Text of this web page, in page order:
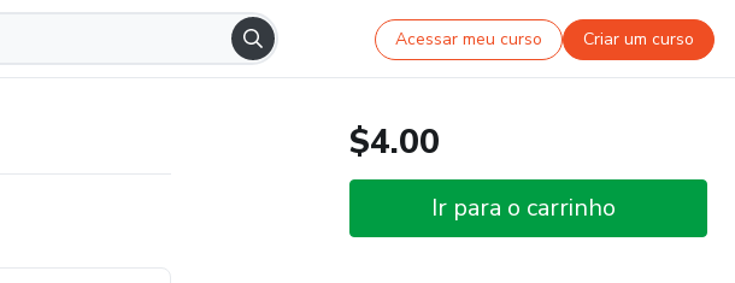
Acessar meu curso Criar um curso
$4.00
Ir para o carrinho